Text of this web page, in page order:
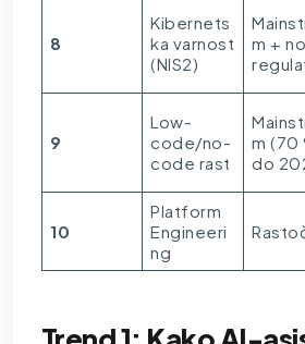
8
Kibernets
ka varnost
(NIS2)
m +
9
Low-
code/no-
code rast
m (70
do
10
Platform
Engineeri
ng